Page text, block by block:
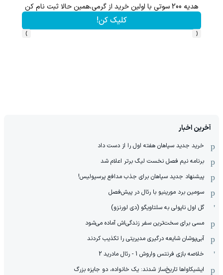
هدیه 200 سوتی با اولین خرید از گرمی،همین حالا ثبت نام کن
کلیک کن!
‹
›
آخرین اخبار
خرید جدید سپاهان هفته اول را از دست داد
برنامه نیم فصل نخست لیگ برتر اعلام شد
پیشنهاد جدید سپاهان برای جذب مدافع پرسپولیس!
سومین برد مورینیو با رئال در پیش‌فصل
گل اول ناپولی به سلتاویگو (دی لورنزو)
مسی برای سخت‌ترین سفر زندگی‌اش آماده می‌شود
آبی‌پوشان شایعه درگیری مدیریتی را تکذیب کردند
خلاصه بازی فرنتس واروش 1 - رئال مادرید 2
ایشیکاوا‌ها تاریخ‌ساز شدند: یک خانواده، دو جایزه بزرگ